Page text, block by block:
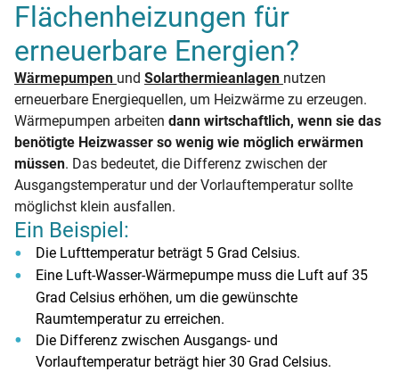
Flächenheizungen für
erneuerbare Energien?
Wärmepumpen und Solarthermieanlagen nutzen
erneuerbare Energiequellen, um Heizwärme zu erzeugen.
Wärmepumpen arbeiten dann wirtschaftlich, wenn sie das
benötigte Heizwasser so wenig wie möglich erwärmen
müssen. Das bedeutet, die Differenz zwischen der
Ausgangstemperatur und der Vorlauftemperatur sollte
möglichst klein ausfallen.
Ein Beispiel:
Die Lufttemperatur beträgt 5 Grad Celsius.
Eine Luft-Wasser-Wärmepumpe muss die Luft auf 35
Grad Celsius erhöhen, um die gewünschte
Raumtemperatur zu erreichen.
Die Differenz zwischen Ausgangs- und
Vorlauftemperatur beträgt hier 30 Grad Celsius.